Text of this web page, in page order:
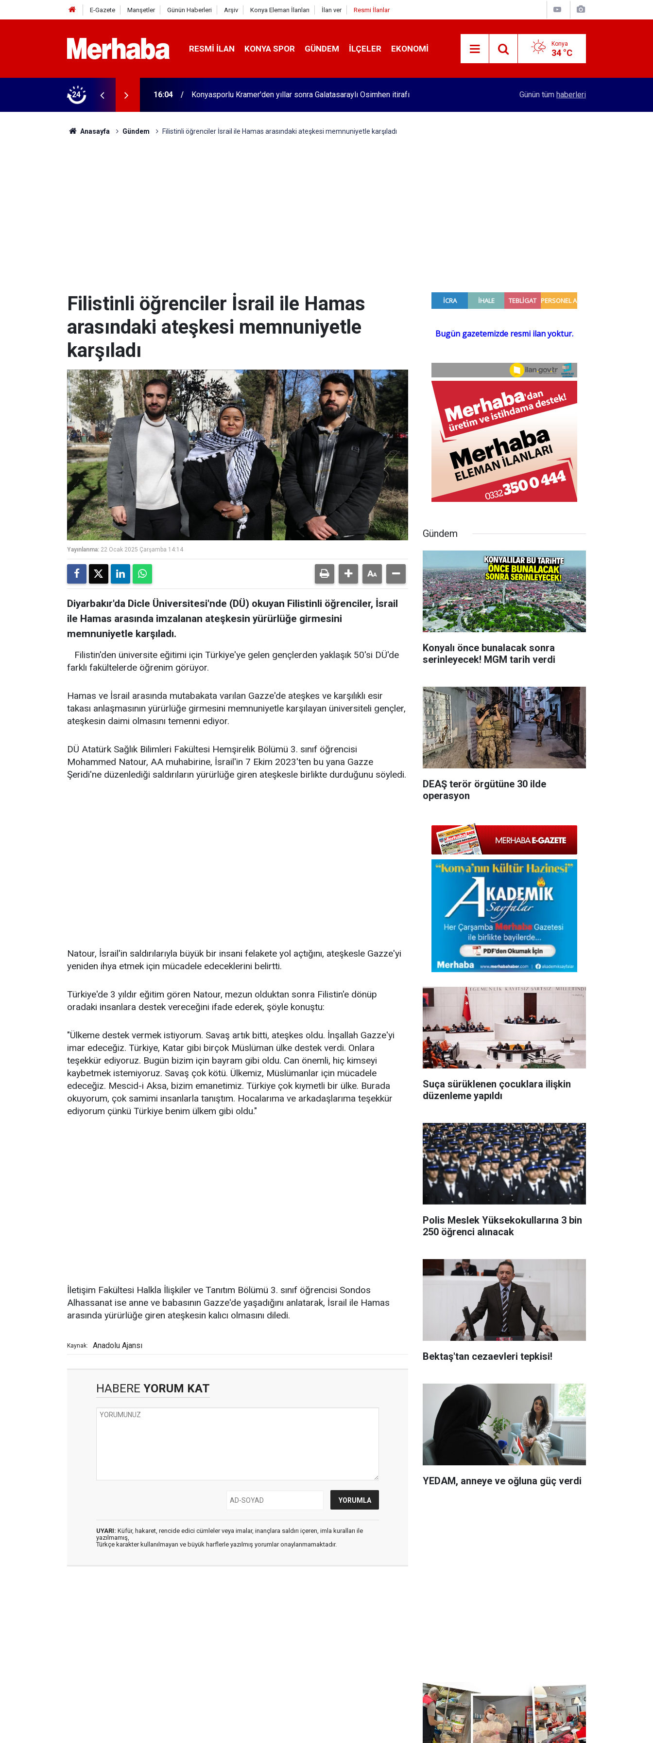
E-Gazete Manşetler Günün Haberleri Arşiv Konya Eleman İlanları İlan ver Resmi İlanlar
RESMI İLAN KONYA SPOR GÜNDEM İLÇELER EKONOMI Konya
34 °C
24
satın aldı! 313 beygir motoru var 16:04 Konyasporlu Kramer'den yıllar sonra Galatasaraylı Osimhen itirafı Merkez Bankası rezervleri açıklandı
Günün tüm haberleri
Anasayfa Gündem Filistinli öğrenciler İsrail ile Hamas arasındaki ateşkesi memnuniyetle karşıladı
Filistinli öğrenciler İsrail ile Hamas
arasındaki ateşkesi memnuniyetle
karşıladı
Yayınlanma: 22 Ocak 2025 Çarşamba 14:14
Diyarbakır'da Dicle Üniversitesi'nde (DÜ) okuyan Filistinli öğrenciler, İsrail
ile Hamas arasında imzalanan ateşkesin yürürlüğe girmesini
memnuniyetle karşıladı.
Filistin'den üniversite eğitimi için Türkiye'ye gelen gençlerden yaklaşık 50'si DÜ'de
farklı fakültelerde öğrenim görüyor.
Hamas ve İsrail arasında mutabakata varılan Gazze'de ateşkes ve karşılıklı esir
takası anlaşmasının yürürlüğe girmesini memnuniyetle karşılayan üniversiteli gençler,
ateşkesin daimi olmasını temenni ediyor.
DÜ Atatürk Sağlık Bilimleri Fakültesi Hemşirelik Bölümü 3. sınıf öğrencisi
Mohammed Natour, AA muhabirine, İsrail'in 7 Ekim 2023'ten bu yana Gazze
Şeridi'ne düzenlediği saldırıların yürürlüğe giren ateşkesle birlikte durduğunu söyledi.
Natour, İsrail'in saldırılarıyla büyük bir insani felakete yol açtığını, ateşkesle Gazze'yi
yeniden ihya etmek için mücadele edeceklerini belirtti.
Türkiye'de 3 yıldır eğitim gören Natour, mezun olduktan sonra Filistin'e dönüp
oradaki insanlara destek vereceğini ifade ederek, şöyle konuştu:
"Ülkeme destek vermek istiyorum. Savaş artık bitti, ateşkes oldu. İnşallah Gazze'yi
imar edeceğiz. Türkiye, Katar gibi birçok Müslüman ülke destek verdi. Onlara
teşekkür ediyoruz. Bugün bizim için bayram gibi oldu. Can önemli, hiç kimseyi
kaybetmek istemiyoruz. Savaş çok kötü. Ülkemiz, Müslümanlar için mücadele
edeceğiz. Mescid-i Aksa, bizim emanetimiz. Türkiye çok kıymetli bir ülke. Burada
okuyorum, çok samimi insanlarla tanıştım. Hocalarıma ve arkadaşlarıma teşekkür
ediyorum çünkü Türkiye benim ülkem gibi oldu."
İletişim Fakültesi Halkla İlişkiler ve Tanıtım Bölümü 3. sınıf öğrencisi Sondos
Alhassanat ise anne ve babasının Gazze'de yaşadığını anlatarak, İsrail ile Hamas
arasında yürürlüğe giren ateşkesin kalıcı olmasını diledi.
Kaynak: Anadolu Ajansı
HABERE YORUM KAT
UYARI: Küfür, hakaret, rencide edici cümleler veya imalar, inançlara saldırı içeren, imla kuralları ile
yazılmamış,
Türkçe karakter kullanılmayan ve büyük harflerle yazılmış yorumlar onaylanmamaktadır.
Gündem
Konyalı önce bunalacak sonra
serinleyecek! MGM tarih verdi
DEAŞ terör örgütüne 30 ilde
operasyon
Suça sürüklenen çocuklara ilişkin
düzenleme yapıldı
Polis Meslek Yüksekokullarına 3 bin
250 öğrenci alınacak
Bektaş'tan cezaevleri tepkisi!
YEDAM, anneye ve oğluna güç verdi